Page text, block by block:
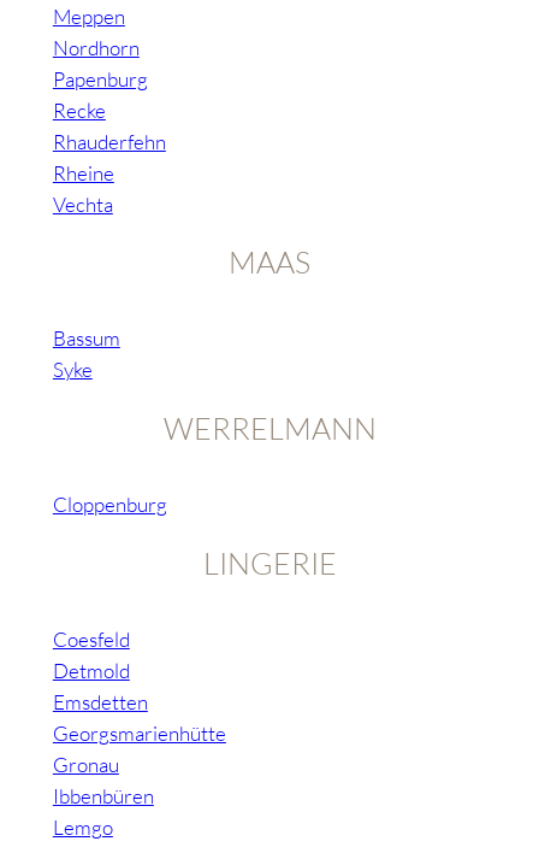
Meppen
Nordhorn
Papenburg
Recke
Rhauderfehn
Rheine
Vechta
MAAS
Bassum
Syke
WERRELMANN
Cloppenburg
LINGERIE
Coesfeld
Detmold
Emsdetten
Georgsmarienhütte
Gronau
Ibbenbüren
Lemgo